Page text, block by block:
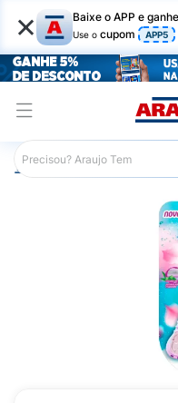
× Baixe o APP e
Use o cupom APP5
Araujo Higiene